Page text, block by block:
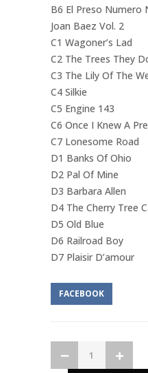
B6 El Preso Numero
Joan Baez Vol. 2
C1 Wagoner’s Lad
C2 The Trees They
C3 The Lily Of The
C4 Silkie
C5 Engine 143
C6 Once I Knew A
C7 Lonesome Road
D1 Banks Of Ohio
D2 Pal Of Mine
D3 Barbara Allen
D4 The Cherry Tree
D5 Old Blue
D6 Railroad Boy
D7 Plaisir D’amour
FACEBOOK